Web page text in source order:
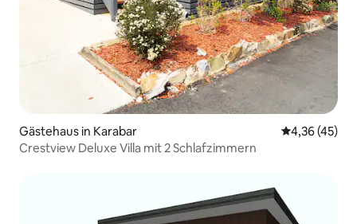
Gästehaus in Karabar
4,36 (45)
Crestview Deluxe Villa mit 2 Schlafzimmern